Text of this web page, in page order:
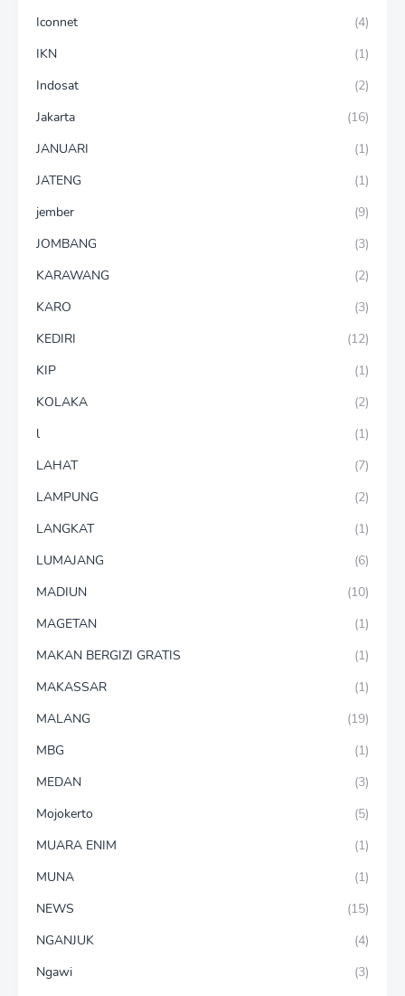
Iconnet
(4)
IKN
(1)
Indosat
(2)
Jakarta
(16)
JANUARI
(1)
JATENG
(1)
jember
(9)
JOMBANG
(3)
KARAWANG
(2)
KARO
(3)
KEDIRI
(12)
KIP
(1)
KOLAKA
(2)
l
(1)
LAHAT
(7)
LAMPUNG
(2)
LANGKAT
(1)
LUMAJANG
(6)
MADIUN
(10)
MAGETAN
(1)
MAKAN BERGIZI GRATIS
(1)
MAKASSAR
(1)
MALANG
(19)
MBG
(1)
MEDAN
(3)
Mojokerto
(5)
MUARA ENIM
(1)
MUNA
(1)
NEWS
(15)
NGANJUK
(4)
Ngawi
(3)